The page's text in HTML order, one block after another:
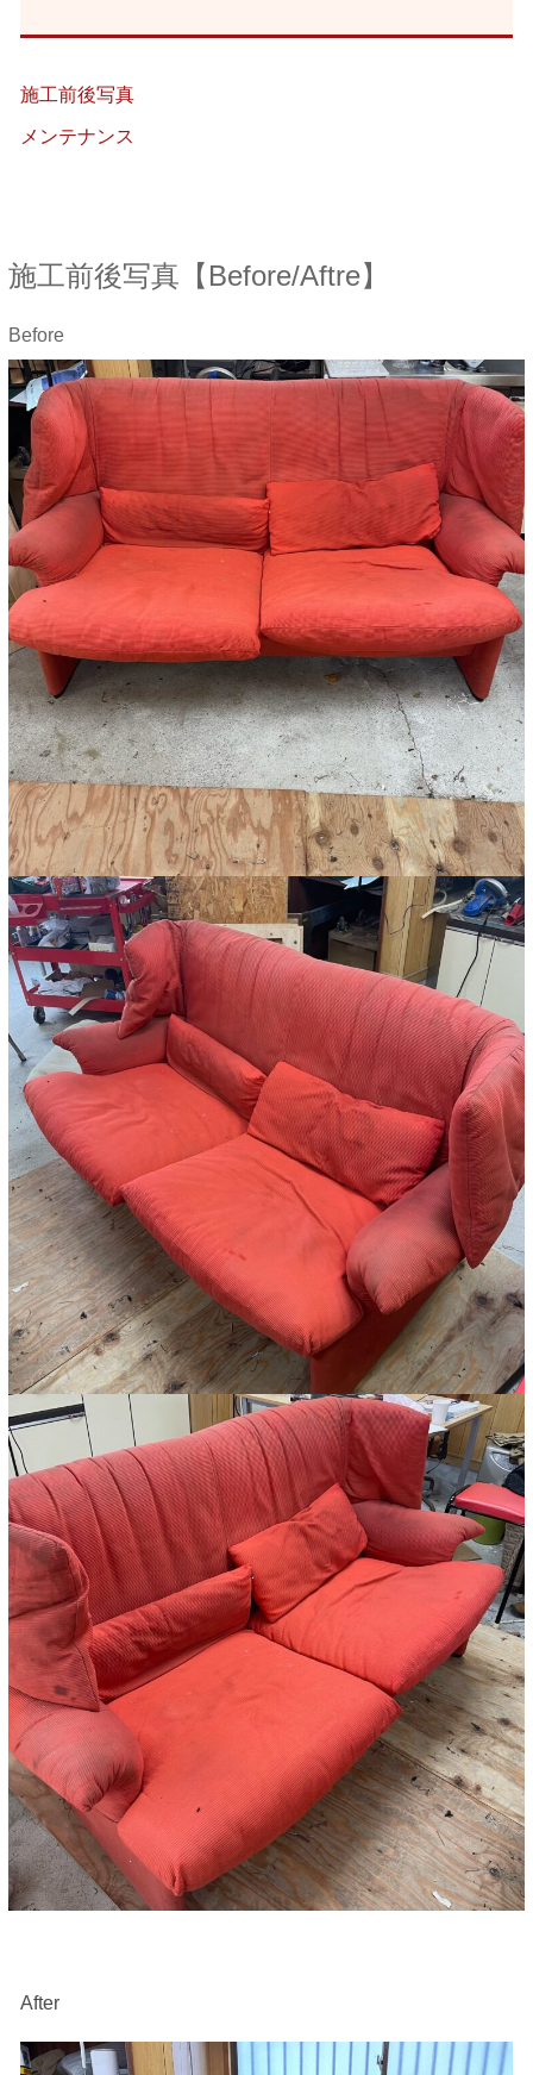
施工前後写真
メンテナンス
施工前後写真【Before/Aftre】
Before
After